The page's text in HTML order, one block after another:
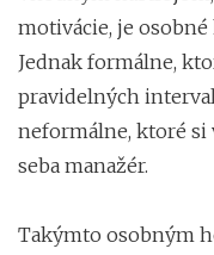
motivácie, je
Jednak formálne,
pravidelných
neformálne, ktoré si
seba manažér.
Takýmto osobným